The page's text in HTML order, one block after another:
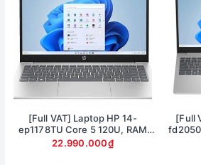
vô cùng sắc nét đến từng chi tiết, màu
sống động
[Full VAT] Laptop HP 14-
ep1178TU Core 5 120U, RAM
16GB, SSD 1TB, 14 inch FHD,
Windows 11
22.990.000₫
[Full
Ram